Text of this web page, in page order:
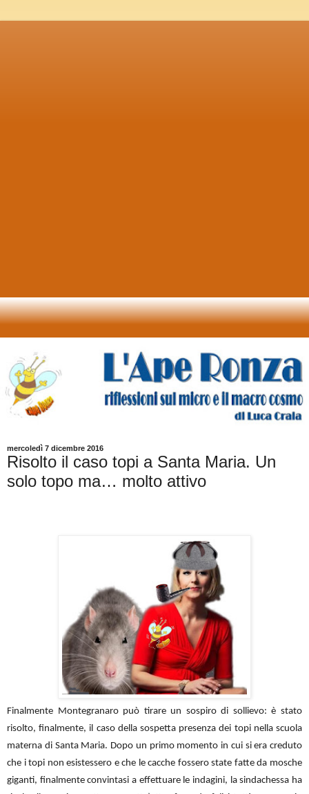
mercoledì 7 dicembre 2016
Risolto il caso topi a Santa Maria. Un
solo topo ma… molto attivo
Finalmente Montegranaro può tirare un sospiro di sollievo: è stato
risolto, finalmente, il caso della sospetta presenza dei topi nella scuola
materna di Santa Maria. Dopo un primo momento in cui si era creduto
che i topi non esistessero e che le cacche fossero state fatte da mosche
giganti, finalmente convintasi a effettuare le indagini, la sindachessa ha